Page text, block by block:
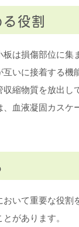
役割
は損傷部位に集
いに接着する機
収縮物質を放出し
血液凝固カスケ
おいて重要な役
があります。